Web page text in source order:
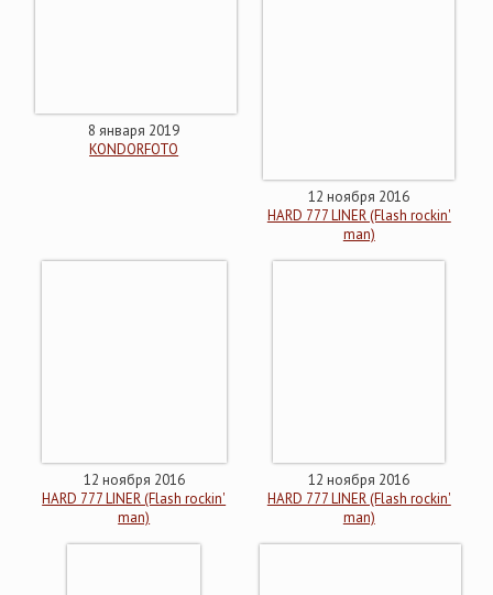
8 января 2019
KONDORFOTO
12 ноября 2016
HARD 777 LINER (Flash rockin'
man)
12 ноября 2016
HARD 777 LINER (Flash rockin'
man)
12 ноября 2016
HARD 777 LINER (Flash rockin'
man)